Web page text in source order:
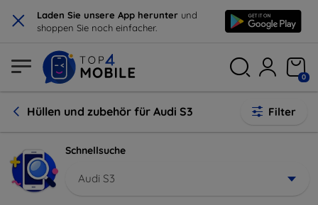
× Laden Sie unsere App herunter und
shoppen Sie noch einfacher.
0
Hüllen und zubehör für Audi S3 Filter
Schnellsuche
Audi S3